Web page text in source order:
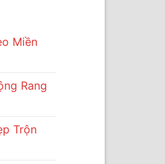
Miền
Rang
Trộn